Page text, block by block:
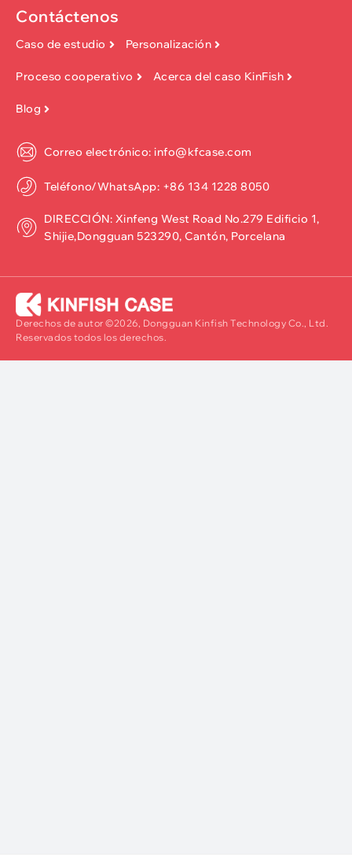
Contáctenos
Caso de estudio Personalización
Proceso cooperativo Acerca del caso KinFish
Blog
Correo electrónico: info@kfcase.com
Teléfono/WhatsApp: +86 134 1228 8050
DIRECCIÓN: Xinfeng West Road No.279 Edificio 1,
Shijie,Dongguan 523290, Cantón, Porcelana
Derechos de autor ©2026, Dongguan Kinfish Technology Co., Ltd.
Reservados todos los derechos.